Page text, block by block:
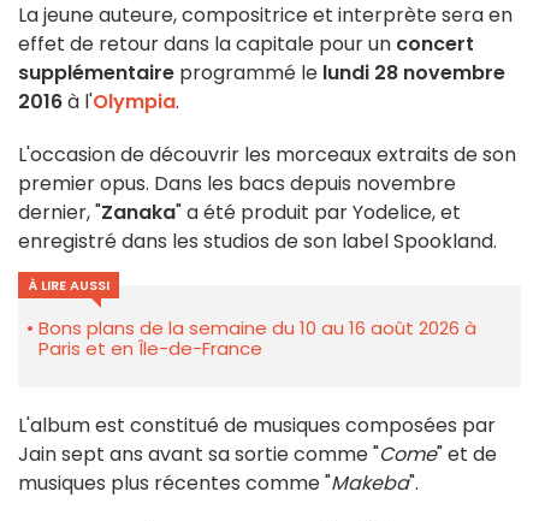
La jeune auteure, compositrice et interprète sera en
effet de retour dans la capitale pour un concert
supplémentaire programmé le lundi 28 novembre
2016à l'Olympia.
L'occasion de découvrir les morceaux extraits de son
premier opus. Dans les bacs depuis novembre
dernier, "Zanaka" a été produit par Yodelice, et
enregistré dans les studios de son label Spookland.
À LIRE AUSSI
Bons plans de la semaine du 10 au 16 août 2026 à
Paris et en Île-de-France
L'album est constitué de musiques composées par
Jain sept ans avant sa sortie comme "Come" et de
musiques plus récentes comme "Makeba".